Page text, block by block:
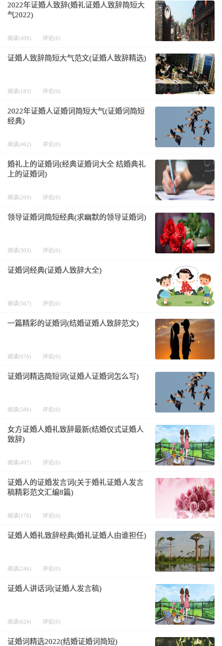
2022年证婚人致辞(婚礼证婚人致辞简短大
气2022)
阅读(409) 评论(0)
证婚人致辞简短大气范文(证婚人致辞精选)
阅读(183) 评论(0)
2022年证婚人证婚词简短大气(证婚词简短
经典)
阅读(462) 评论(0)
婚礼上的证婚词(经典证婚词大全 结婚典礼
上的证婚词)
阅读(209) 评论(0)
领导证婚词简短经典(求幽默的领导证婚词)
阅读(303) 评论(0)
证婚词经典(证婚人致辞大全)
阅读(567) 评论(0)
一篇精彩的证婚词(结婚证婚人致辞范文)
阅读(676) 评论(0)
证婚词精选简短词(证婚人证婚词怎么写)
阅读(586) 评论(0)
女方证婚人婚礼致辞最新(结婚仪式证婚人
致辞)
阅读(497) 评论(0)
证婚人的证婚发言词(关于婚礼证婚人发言
稿精彩范文汇编8篇)
阅读(178) 评论(0)
证婚人婚礼致辞经典(婚礼证婚人由谁担任)
阅读(246) 评论(0)
证婚人讲话词(证婚人发言稿)
阅读(624) 评论(0)
证婚词精选2022(结婚证婚词简短)